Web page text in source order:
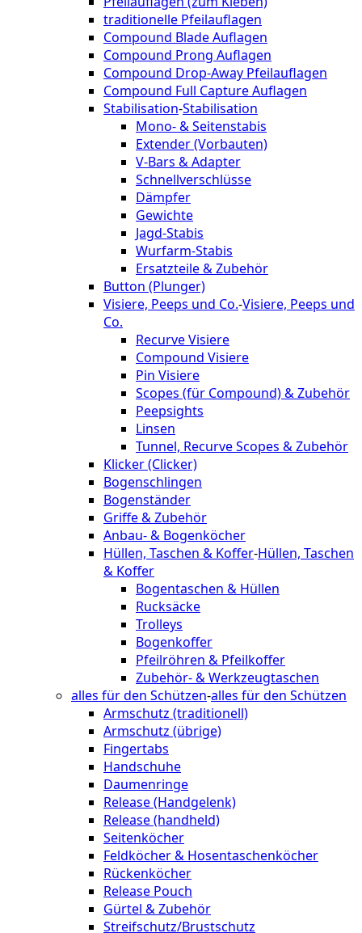
traditionelle Pfeilauflagen
Compound Blade Auflagen
Compound Prong Auflagen
Compound Drop-Away Pfeilauflagen
Compound Full Capture Auflagen
Stabilisation-Stabilisation
Mono- & Seitenstabis
Extender (Vorbauten)
V-Bars & Adapter
Schnellverschlüsse
Dämpfer
Gewichte
Jagd-Stabis
Wurfarm-Stabis
Ersatzteile & Zubehör
Button (Plunger)
Visiere, Peeps und Co.-Visiere, Peeps und
Co.
Recurve Visiere
Compound Visiere
Pin Visiere
Scopes (für Compound) & Zubehör
Peepsights
Linsen
Tunnel, Recurve Scopes & Zubehör
Klicker (Clicker)
Bogenschlingen
Bogenständer
Griffe & Zubehör
Anbau- & Bogenköcher
Hüllen, Taschen & Koffer-Hüllen, Taschen
& Koffer
Bogentaschen & Hüllen
Rucksäcke
Trolleys
Bogenkoffer
Pfeilröhren & Pfeilkoffer
Zubehör- & Werkzeugtaschen
alles für den Schützen-alles für den Schützen
Armschutz (traditionell)
Armschutz (übrige)
Fingertabs
Handschuhe
Daumenringe
Release (Handgelenk)
Release (handheld)
Seitenköcher
Feldköcher & Hosentaschenköcher
Rückenköcher
Release Pouch
Gürtel & Zubehör
Streifschutz/Brustschutz